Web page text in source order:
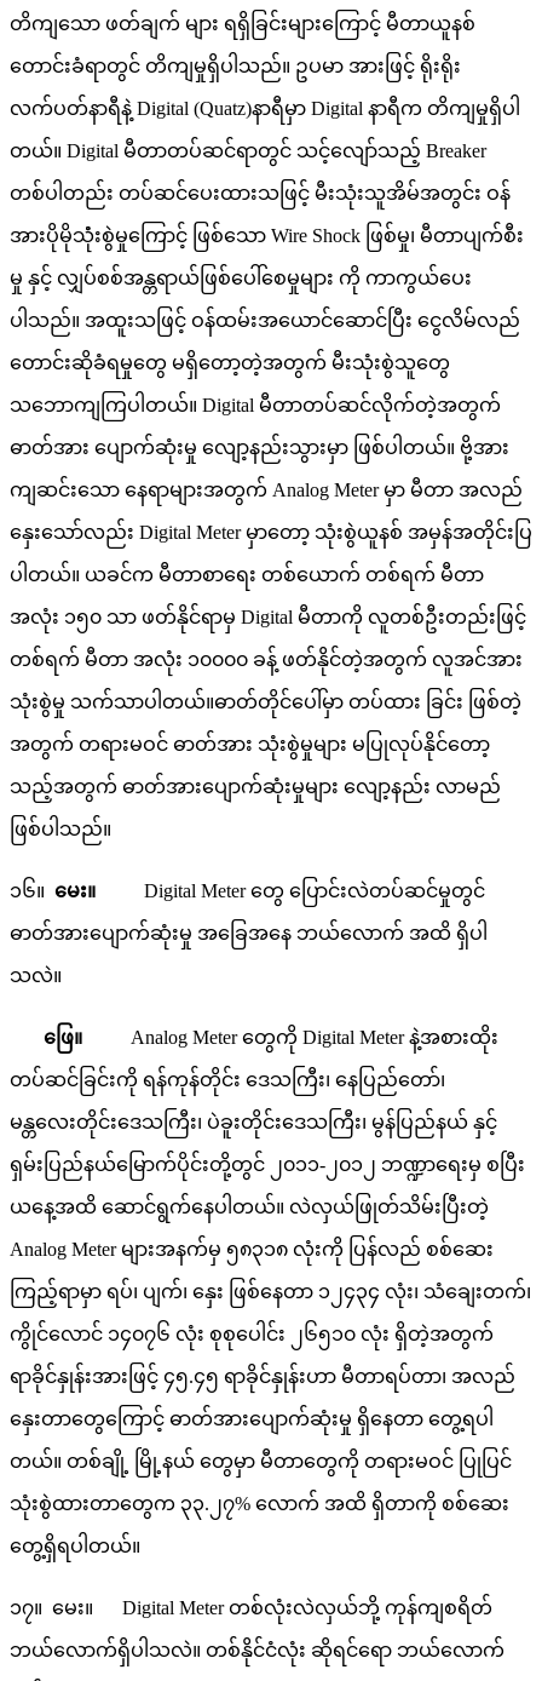
တိကျသော ဖတ်ချက် များ ရရှိခြင်းများကြောင့် မီတာယူနစ်
တောင်းခံရာတွင် တိကျမှုရှိပါသည်။ ဥပမာ အားဖြင့် ရိုးရိုး
လက်ပတ်နာရီနဲ့ Digital (Quatz)နာရီမှာ Digital နာရီက တိကျမှုရှိပါ
တယ်။ Digital မီတာတပ်ဆင်ရာတွင် သင့်လျော်သည့် Breaker
တစ်ပါတည်း တပ်ဆင်ပေးထားသဖြင့် မီးသုံးသူအိမ်အတွင်း ဝန်
အားပိုမိုသုံံးစွဲမှုကြောင့် ဖြစ်သော Wire Shock ဖြစ်မှု၊ မီတာပျက်စီး
မှု နှင့် လျှပ်စစ်အန္တရာယ်ဖြစ်ပေါ်စေမှုများ ကို ကာကွယ်ပေး
ပါသည်။ အထူးသဖြင့် ဝန်ထမ်းအယောင်ဆောင်ပြီး ငွေလိမ်လည်
တောင်းဆိုခံရမှုတွေ မရှိတော့တဲ့အတွက် မီးသုံးစွဲသူတွေ
သဘောကျကြပါတယ်။ Digital မီတာတပ်ဆင်လိုက်တဲ့အတွက်
ဓာတ်အား ပျောက်ဆုံးမှု လျော့နည်းသွားမှာ ဖြစ်ပါတယ်။ ဗို့အား
ကျဆင်းသော နေရာများအတွက် Analog Meter မှာ မီတာ အလည်
နှေးသော်လည်း Digital Meter မှာတော့ သုံးစွဲယူနစ် အမှန်အတိုင်းပြ
ပါတယ်။ ယခင်က မီတာစာရေး တစ်ယောက် တစ်ရက် မီတာ
အလုံး ၁၅၀ သာ ဖတ်နိုင်ရာမှ Digital မီတာကို လူတစ်ဦးတည်းဖြင့်
တစ်ရက် မီတာ အလုံး ၁၀၀၀၀ ခန့် ဖတ်နိုင်တဲ့အတွက် လူအင်အား
သုံးစွဲမှု သက်သာပါတယ်။ဓာတ်တိုင်ပေါ်မှာ တပ်ထား ခြင်း ဖြစ်တဲ့
အတွက် တရားမဝင် ဓာတ်အား သုံးစွဲမှုများ မပြုလုပ်နိုင်တော့
သည့်အတွက် ဓာတ်အားပျောက်ဆုံးမှုများ လျော့နည်း လာမည်
ဖြစ်ပါသည်။
၁၆။ မေး။ Digital Meter တွေ ပြောင်းလဲတပ်ဆင်မှုတွင်
ဓာတ်အားပျောက်ဆုံးမှု အခြေအနေ ဘယ်လောက် အထိ ရှိပါ
သလဲ။
ဖြေ။ Analog Meter တွေကို Digital Meter နဲ့အစားထိုး
တပ်ဆင်ခြင်းကို ရန်ကုန်တိုင်း ဒေသကြီး၊ နေပြည်တော်၊
မန္တလေးတိုင်းဒေသကြီး၊ ပဲခူးတိုင်းဒေသကြီး၊ မွန်ပြည်နယ် နှင့်
ရှမ်းပြည်နယ်မြောက်ပိုင်းတို့တွင် ၂၀၁၁-၂၀၁၂ ဘဏ္ဍာရေးမှ စပြီး
ယနေ့အထိ ဆောင်ရွက်နေပါတယ်။ လဲလှယ်ဖြုတ်သိမ်းပြီးတဲ့
Analog Meter များအနက်မှ ၅၈၃၁၈ လုံးကို ပြန်လည် စစ်ဆေး
ကြည့်ရာမှာ ရပ်၊ ပျက်၊ နှေး ဖြစ်နေတာ ၁၂၄၃၄ လုံး၊ သံချေးတက်၊
ကွိုင်လောင် ၁၄၀၇၆ လုံး စုစုပေါင်း ၂၆၅၁၀ လုံး ရှိတဲ့အတွက်
ရာခိုင်နှုန်းအားဖြင့် ၄၅.၄၅ ရာခိုင်နှုန်းဟာ မီတာရပ်တာ၊ အလည်
နှေးတာတွေကြောင့် ဓာတ်အားပျောက်ဆုံးမှု ရှိနေတာ တွေ့ရပါ
တယ်။ တစ်ချို့ မြို့နယ် တွေမှာ မီတာတွေကို တရားမဝင် ပြုပြင်
သုံးစွဲထားတာတွေက ၃၃.၂၇% လောက် အထိ ရှိတာကို စစ်ဆေး
တွေ့ရှိရပါတယ်။
၁၇။ မေး။ Digital Meter တစ်လုံးလဲလှယ်ဘို့ ကုန်ကျစရိတ်
ဘယ်လောက်ရှိပါသလဲ။ တစ်နိုင်ငံလုံး ဆိုရင်ရော ဘယ်လောက်